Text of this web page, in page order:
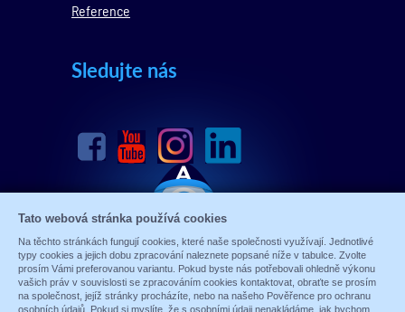
Reference
Sledujte nás
Tato webová stránka používá cookies
Na těchto stránkách fungují cookies, které naše společnosti využívají. Jednotlivé
typy cookies a jejich dobu zpracování naleznete popsané níže v tabulce. Zvolte
prosím Vámi preferovanou variantu. Pokud byste nás potřebovali ohledně výkonu
vašich práv v souvislosti se zpracováním cookies kontaktovat, obraťte se prosím
na společnost, jejíž stránky procházíte, nebo na našeho Pověřence pro ochranu
osobních údajů. Pokud si myslíte, že s osobními údaji nenakládáme, jak bychom